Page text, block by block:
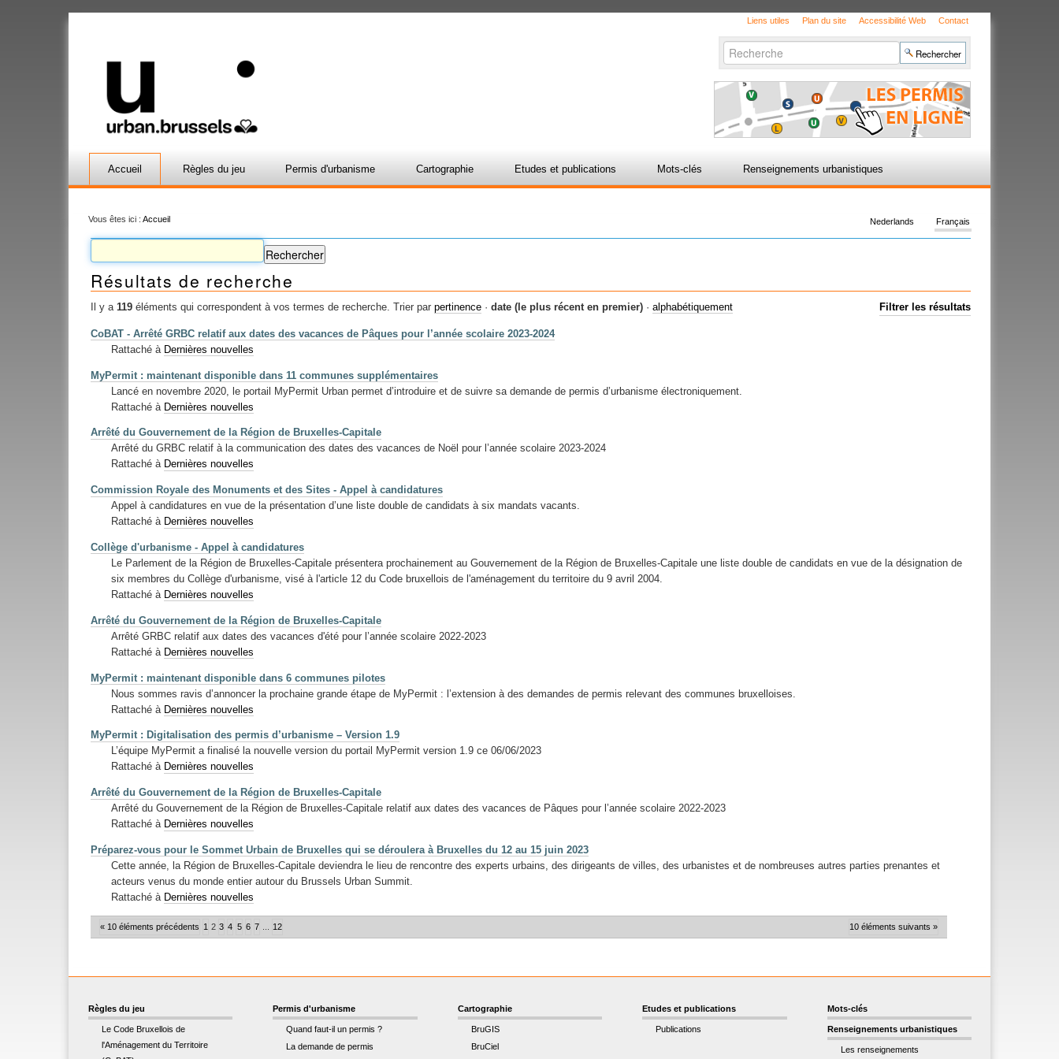
Liens utiles Plan du site Accessibilité Web Contact
Chercher par
avancée…
Accueil Règles du jeu Permis d'urbanisme Cartographie Etudes et publications Mots-clés Renseignements urbanistiques
Vous êtes ici : Accueil Français
Nederlands
Résultats de recherche
Il y a 119 éléments qui correspondent à vos termes de recherche. Filtrer les résultats
Trier par pertinence · date (le plus récent en premier) · alphabétiquement
CoBAT - Arrêté GRBC relatif aux dates des vacances de Pâques pour l’année scolaire 2023-2024
Rattaché à Dernières nouvelles
MyPermit : maintenant disponible dans 11 communes supplémentaires
Lancé en novembre 2020, le portail MyPermit Urban permet d’introduire et de suivre sa demande de permis d’urbanisme électroniquement.
Rattaché à Dernières nouvelles
Arrêté du Gouvernement de la Région de Bruxelles-Capitale
Arrêté du GRBC relatif à la communication des dates des vacances de Noël pour l’année scolaire 2023-2024
Rattaché à Dernières nouvelles
Commission Royale des Monuments et des Sites - Appel à candidatures
Appel à candidatures en vue de la présentation d’une liste double de candidats à six mandats vacants.
Rattaché à Dernières nouvelles
Collège d'urbanisme - Appel à candidatures
Le Parlement de la Région de Bruxelles-Capitale présentera prochainement au Gouvernement de la Région de Bruxelles-Capitale une liste double de candidats en vue de la désignation de
six membres du Collège d'urbanisme, visé à l'article 12 du Code bruxellois de l'aménagement du territoire du 9 avril 2004.
Rattaché à Dernières nouvelles
Arrêté du Gouvernement de la Région de Bruxelles-Capitale
Arrêté GRBC relatif aux dates des vacances d'été pour l’année scolaire 2022-2023
Rattaché à Dernières nouvelles
MyPermit : maintenant disponible dans 6 communes pilotes
Nous sommes ravis d’annoncer la prochaine grande étape de MyPermit : l’extension à des demandes de permis relevant des communes bruxelloises.
Rattaché à Dernières nouvelles
MyPermit : Digitalisation des permis d’urbanisme – Version 1.9
L’équipe MyPermit a finalisé la nouvelle version du portail MyPermit version 1.9 ce 06/06/2023
Rattaché à Dernières nouvelles
Arrêté du Gouvernement de la Région de Bruxelles-Capitale
Arrêté du Gouvernement de la Région de Bruxelles-Capitale relatif aux dates des vacances de Pâques pour l’année scolaire 2022-2023
Rattaché à Dernières nouvelles
Préparez-vous pour le Sommet Urbain de Bruxelles qui se déroulera à Bruxelles du 12 au 15 juin 2023
Cette année, la Région de Bruxelles-Capitale deviendra le lieu de rencontre des experts urbains, des dirigeants de villes, des urbanistes et de nombreuses autres parties prenantes et
acteurs venus du monde entier autour du Brussels Urban Summit.
Rattaché à Dernières nouvelles
« 10 éléments précédents 10 éléments suivants »
1 2 3 4 5 6 7 12
Règles du jeu
Le Code Bruxellois de
l'Aménagement du Territoire
Permis d'urbanisme
Quand faut-il un permis ?
La demande de permis
Cartographie
BruGIS
BruCiel
Etudes et publications
Publications
Mots-clés
Renseignements urbanistiques
Les renseignements